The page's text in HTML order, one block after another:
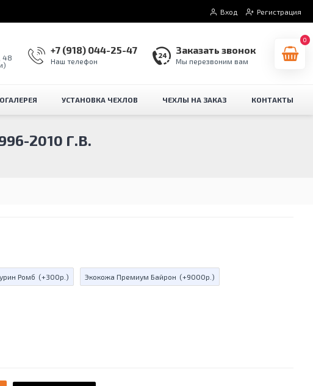
Вход Регистрация
48
+7 (918) 044-25-47
Наш телефон
Заказать звонок
Мы перезвоним вам
0
УСТАНОВКА ЧЕХЛОВ ЧЕХЛЫ НА ЗАКАЗ КОНТАКТЫ
2010 Г.В.
Ромб (+300р.) Экокожа Премиум Байрон (+9000р.)